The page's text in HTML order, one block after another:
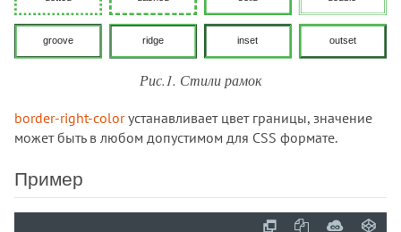
Рис.1. Стили рамок
border-right-colorустанавливает цвет границы, значение
может быть в любом допустимом для CSS формате.
Пример
:stalled
:user-invalid
:visited
@charset
@document